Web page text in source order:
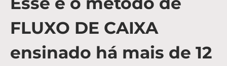
FLUXO DE CAIXA
ensinado há mais de 12